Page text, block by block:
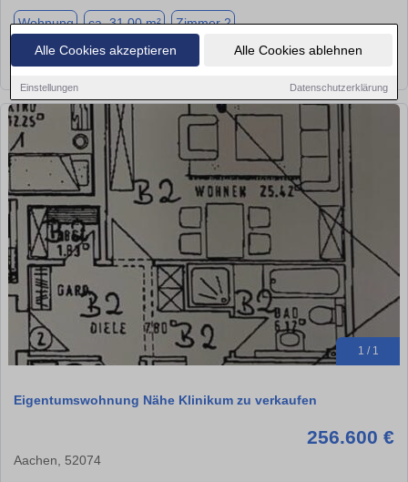
Alle Cookies akzeptieren Alle Cookies ablehnen
Einstellungen Datenschutzerklärung
Wohnung ca. 31,00 m² Zimmer 2
1 / 1
Eigentumswohnung Nähe Klinikum zu verkaufen
256.600 €
Aachen, 52074